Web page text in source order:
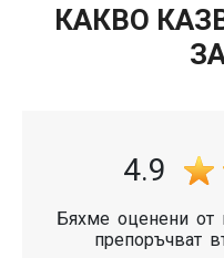
КАКВО
4.9
Бяхме оценени от
препоръчват